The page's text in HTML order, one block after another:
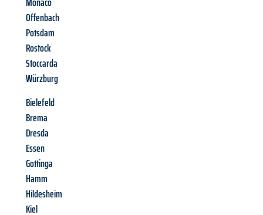
Offenbach
Potsdam
Rostock
Stoccarda
Würzburg
Bielefeld
Brema
Dresda
Essen
Gottinga
Hamm
Hildesheim
Kiel